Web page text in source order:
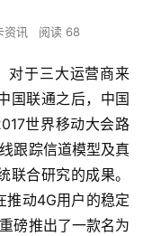
资讯 阅读 68
对于三大运营商来
国联通之后，中国
世界移动大会路
跟踪信道模型及真
合研究的成果。
推动4G用户的稳定
磅推出了一款名为